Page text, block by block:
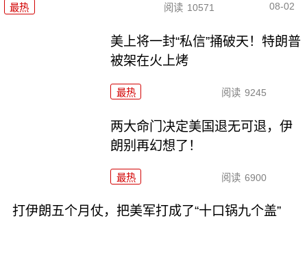
最热 阅读 10571 08-02
美上将一封“私信”捅破天！特朗普
被架在火上烤
最热 阅读 9245
两大命门决定美国退无可退，伊
朗别再幻想了！
最热 阅读 6900
打伊朗五个月仗，把美军打成了“十口锅九个盖”